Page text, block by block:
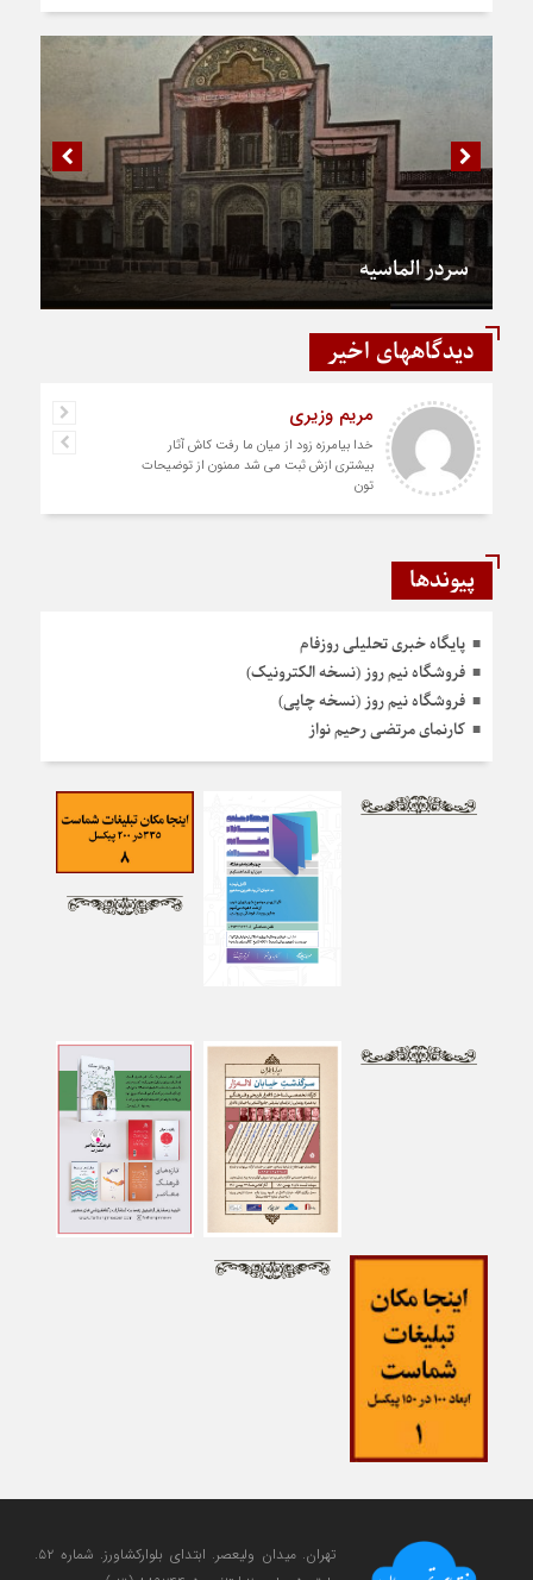
سردر الماسیه
دیدگاههای اخیر
مریم وزیری
خدا بیامرزه زود از میان ما رفت کاش آثار
بیشتری ازش ثبت می شد ممنون از توضیحات
تون
پیوندها
پایگاه خبری تحلیلی روزفام
فروشگاه نیم روز (نسخه الکترونیک)
فروشگاه نیم روز (نسخه چاپی)
کارنمای مرتضی رحیم نواز
تهران. میدان ولی‎عصر. ابتدای بلوارکشاورز. شماره ۵۲.